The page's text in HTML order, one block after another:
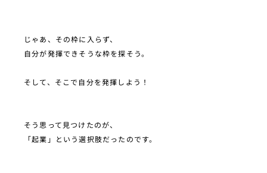
じゃあ、その枠に入らず、
自分が発揮できそうな枠を探そう。
そして、そこで自分を発揮しよう！
そう思って見つけたのが、
「起業」という選択肢だったのです。